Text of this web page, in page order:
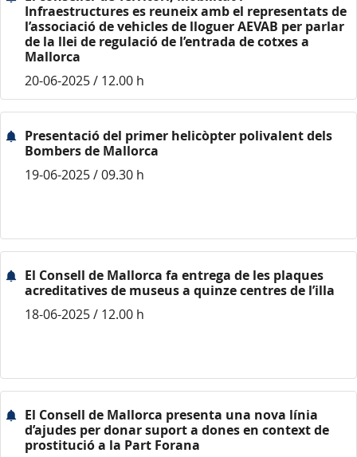
Infraestructures es reuneix amb el representats de
l’associació de vehicles de lloguer AEVAB per parlar
de la llei de regulació de l’entrada de cotxes a
Mallorca
20-06-2025 / 12.00 h
Presentació del primer helicòpter polivalent dels
Bombers de Mallorca
19-06-2025 / 09.30 h
El Consell de Mallorca fa entrega de les plaques
acreditatives de museus a quinze centres de l’illa
18-06-2025 / 12.00 h
El Consell de Mallorca presenta una nova línia
d’ajudes per donar suport a dones en context de
prostitució a la Part Forana